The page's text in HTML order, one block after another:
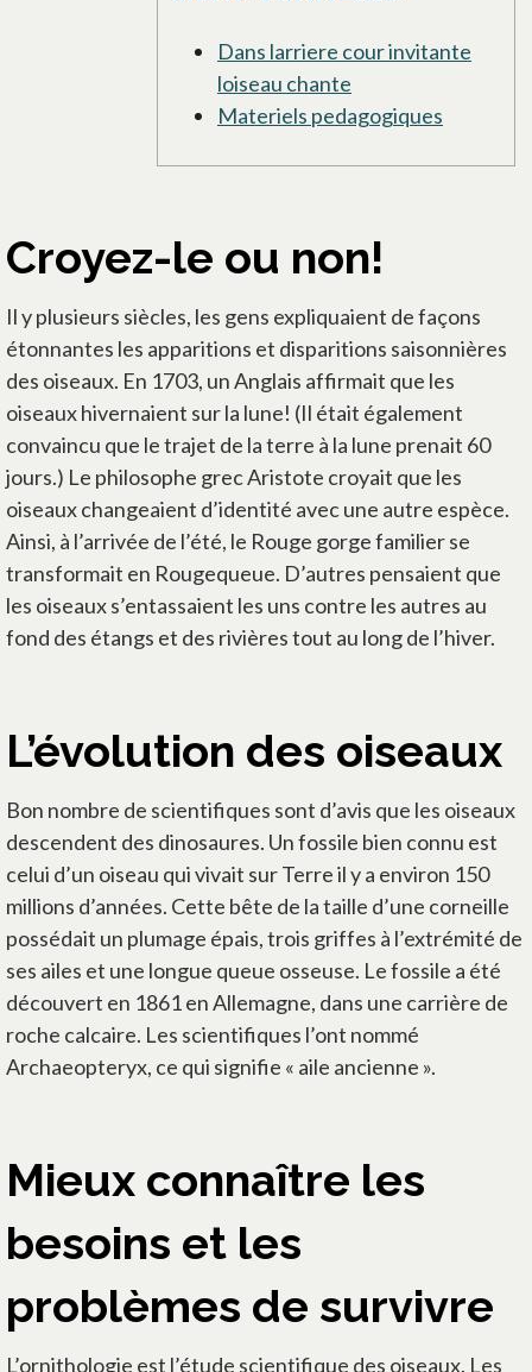
Dans larriere cour invitante
loiseau chante
Materiels pedagogiques
Croyez-le ou non!
Il y plusieurs siècles, les gens expliquaient de façons
étonnantes les apparitions et disparitions saisonnières
des oiseaux. En 1703, un Anglais affirmait que les
oiseaux hivernaient sur la lune! (Il était également
convaincu que le trajet de la terre à la lune prenait 60
jours.) Le philosophe grec Aristote croyait que les
oiseaux changeaient d’identité avec une autre espèce.
Ainsi, à l’arrivée de l’été, le Rouge gorge familier se
transformait en Rougequeue. D’autres pensaient que
les oiseaux s’entassaient les uns contre les autres au
fond des étangs et des rivières tout au long de l’hiver.
L’évolution des oiseaux
Bon nombre de scientifiques sont d’avis que les oiseaux
descendent des dinosaures. Un fossile bien connu est
celui d’un oiseau qui vivait sur Terre il y a environ 150
millions d’années. Cette bête de la taille d’une corneille
possédait un plumage épais, trois griffes à l’extrémité de
ses ailes et une longue queue osseuse. Le fossile a été
découvert en 1861 en Allemagne, dans une carrière de
roche calcaire. Les scientifiques l’ont nommé
Archaeopteryx, ce qui signifie « aile ancienne ».
Mieux connaître les
besoins et les
problèmes de survivre
L’ornithologie est l’étude scientifique des oiseaux. Les